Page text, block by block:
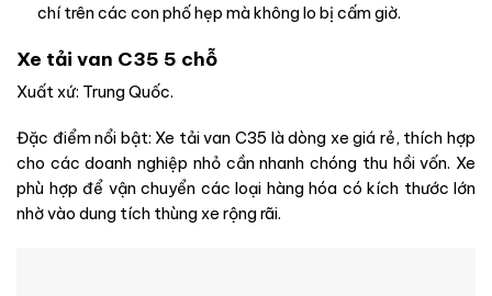
chí trên các con phố hẹp mà không lo bị cấm giờ.
Xe tải van C35 5 chỗ
Xuất xứ: Trung Quốc.
Đặc điểm nổi bật: Xe tải van C35 là dòng xe giá rẻ, thích hợp
cho các doanh nghiệp nhỏ cần nhanh chóng thu hồi vốn. Xe
phù hợp để vận chuyển các loại hàng hóa có kích thước lớn
nhờ vào dung tích thùng xe rộng rãi.